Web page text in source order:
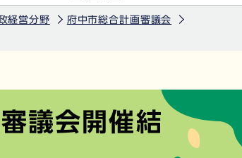
経営分野
府中市総合計画審議会
議会開催結